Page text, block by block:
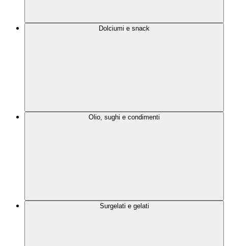
Dolciumi e snack
Olio, sughi e condimenti
Surgelati e gelati